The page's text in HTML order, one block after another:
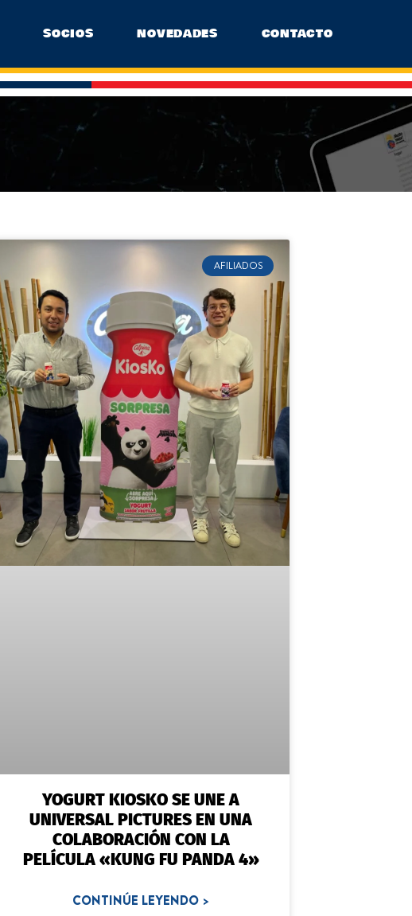
SOCIOS NOVEDADES CONTACTO
AFILIADOS
YOGURT KIOSKO SE UNE A
UNIVERSAL PICTURES EN UNA
COLABORACIÓN CON LA
PELÍCULA «KUNG FU PANDA 4»
CONTINÚE LEYENDO >